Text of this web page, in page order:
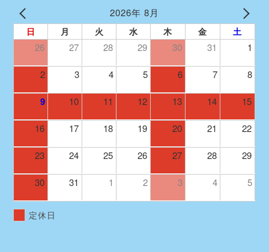
2026年 8月
日 月 火 水 木 金 土
26 27 28 29 30 31 1
2 3 4 5 6 7 8
9 10 11 12 13 14 15
16 17 18 19 20 21 22
23 24 25 26 27 28 29
30 31 1 2 3 4 5
定休日